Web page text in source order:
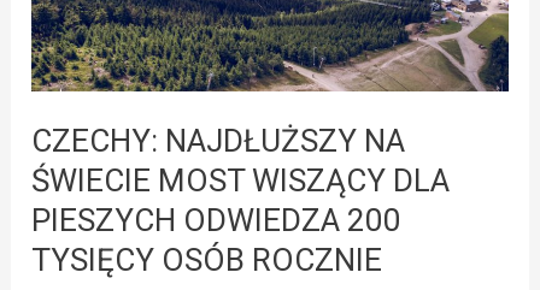
CZECHY: NAJDŁUŻSZY NA
ŚWIECIE MOST WISZĄCY DLA
PIESZYCH ODWIEDZA 200
TYSIĘCY OSÓB ROCZNIE
MOST
WISZĄCY
DLA
ODWIEDZA
200
TYSIĘCY
OSÓB
ROCZNIE